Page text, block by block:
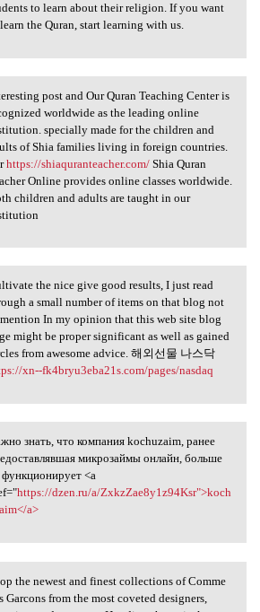
to learn about their religion. If you want
the Quran, start learning with us.
post and Our
post and Our Quran Teaching Center is
worldwide as the leading online
specially made for the children and
of Shia families living in foreign countries.
https://shiaquranteacher.com/Shia Quran
Online provides online classes worldwide.
children and adults are taught in our
the nice give good
the nice give good results, I just read
a small number of items on that blog not
In my opinion that this web site blog
might be proper significant as well as gained
from awesome advice. 해외선물 나스닥
xn--fk4bryu3eba21s.com/pages/nasdaq
знать, что компания
знать, что компания kochuzaim, ранее
микрозаймы онлайн, больше
функционирует <a
https://dzen.ru/a/ZxkzZae8y1z94Ksr">koch
a>
the newest and finest
the newest and finest collections of Comme
Garcons from the most coveted designers,